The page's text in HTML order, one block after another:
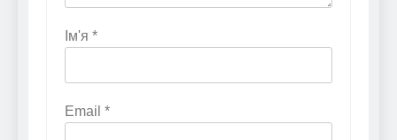
Ім'я *
Email *